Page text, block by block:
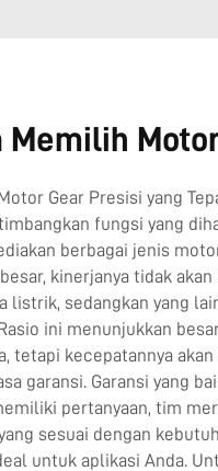
Memilih
Gear Presisi yang
fungsi yang
berbagai jenis
kinerjanya tidak
listrik, sedangkan yang
ini menunjukkan
tetapi kecepatannya
garansi. Garansi yang
pertanyaan, tim
sesuai dengan
untuk aplikasi Anda.